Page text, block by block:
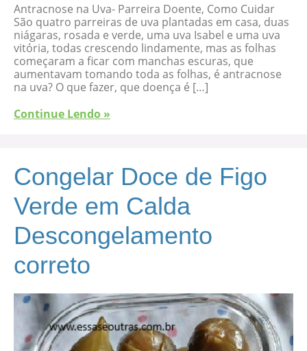
Antracnose na Uva- Parreira Doente, Como Cuidar
São quatro parreiras de uva plantadas em casa, duas
niágaras, rosada e verde, uma uva Isabel e uma uva
vitória, todas crescendo lindamente, mas as folhas
começaram a ficar com manchas escuras, que
aumentavam tomando toda as folhas, é antracnose
na uva? O que fazer, que doença é […]
Continue Lendo »
Congelar Doce de Figo
Verde em Calda
Descongelamento
correto